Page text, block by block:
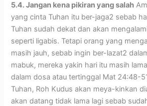
5.4. Jangan kena pikiran yang salah
yang cinta Tuhan itu ber-jaga2 sebab
Tuhan sudah dekat dan akan
seperti ligabis. Tetapi orang yang
masih jauh, sebab ingin ber-lazat2
mabuk, mereka yakin hari itu masih
dalam dosa atau tertinggal Mat 24:48-
Tuhan, Roh Kudus akan meya-kinkan
akan datang tidak lama lagi sebab